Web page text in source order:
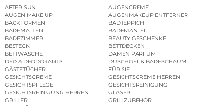
AFTER SUN
AUGENCREME
AUGEN MAKE UP
AUGENMAKEUP ENTFERNER
BACKFORMEN
BADTEPPICH
BADEMATTEN
BADEMÄNTEL
BADEZIMMER
BEAUTY GESCHENKE
BESTECK
BETTDECKEN
BETTWÄSCHE
DAMEN PARFUM
DEO & DEODORANTS
DUSCHGEL & BADESCHAUM
GÄSTETÜCHER
FÜR SIE
GESICHTSCREME
GESICHTSCREME HERREN
GESICHTSPFLEGE
GESICHTSREINIGUNG
GESICHTSREINIGUNG HERREN
GLÄSER
GRILLER
GRILLZUBEHÖR